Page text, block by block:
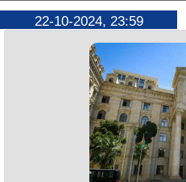
22-10-2024, 23:59